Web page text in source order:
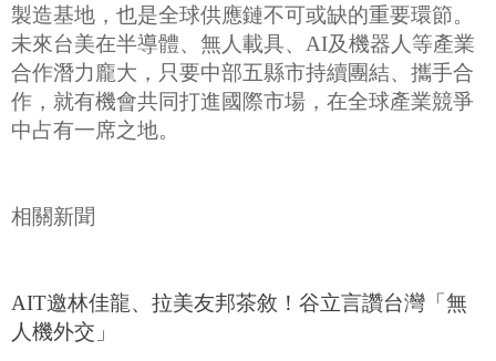
製造基地，也是全球供應鏈不可或缺的重要環節。
未來台美在半導體、無人載具、AI及機器人等產業
合作潛力龐大，只要中部五縣市持續團結、攜手合
作，就有機會共同打進國際市場，在全球產業競爭
中占有一席之地。
相關新聞
AIT邀林佳龍、拉美友邦茶敘！谷立言讚台灣「無
人機外交」